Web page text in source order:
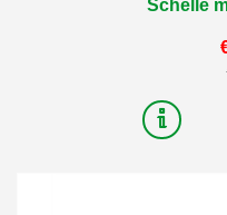
Schelle